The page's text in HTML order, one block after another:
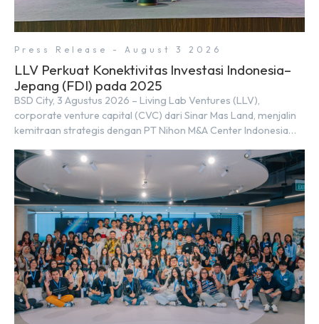
Press Release - August 3 2026
LLV Perkuat Konektivitas Investasi Indonesia–
Jepang (FDI) pada 2025
BSD City, 3 Agustus 2026 – Living Lab Ventures (LLV),
corporate venture capital (CVC) dari Sinar Mas Land, menjalin
kemitraan strategis dengan PT Nihon M&A Center Indonesia
tersebut ditandai dengan penandatanganan Memorandum of
Understanding (MoU) oleh Bayu Seto (Partner at Living Lab
Ventures) dan Kosuke Kawata […]